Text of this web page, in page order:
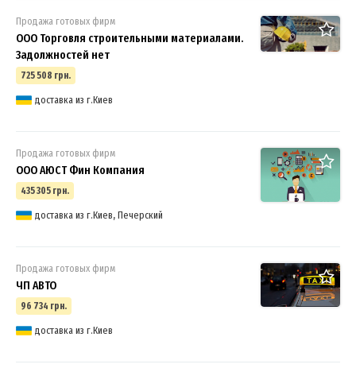
Продажа готовых фирм
ООО Торговля строительными материалами.
Задолжностей нет
725 508 грн.
доставка из г.Киев
Продажа готовых фирм
ООО АЮСТ Фин Компания
435 305 грн.
доставка из г.Киев, Печерский
Продажа готовых фирм
ЧП АВТО
96 734 грн.
доставка из г.Киев